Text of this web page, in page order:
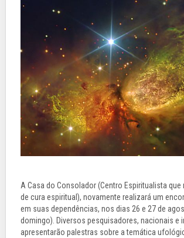
A Casa do Consolador (Centro Espiritualista
de cura espiritual), novamente realizará um
em suas dependências, nos dias 26 e 27 de
domingo). Diversos pesquisadores, nacionais e
apresentarão palestras sobre a temática